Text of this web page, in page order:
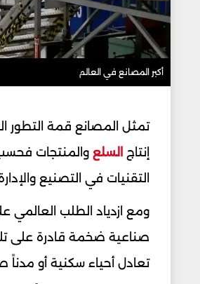
أكبر المصانع في العالم
تمثل المصانع قمة التطور
إنتاج
السلع والمنتجات
التقنيات في التصنيع
ومع ازدياد الطلب العالمي
صناعية ضخمة قادرة على
تعادل أحياء سكنية أو مدناً